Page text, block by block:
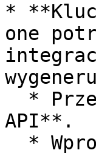
*
one
API**.